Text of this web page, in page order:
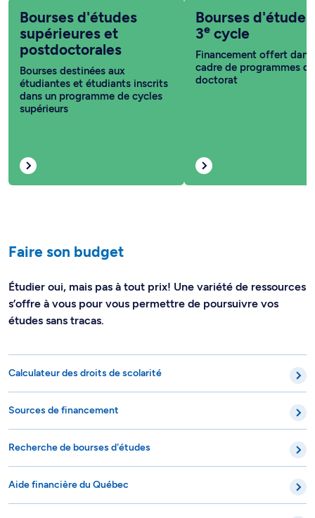
Bourses d'études
supérieures et
postdoctorales
Bourses destinées aux
étudiantes et étudiants inscrits
dans un programme de cycles
supérieurs
Bourses
3e cycle
Financement offert dans
cadre de programmes de
doctorat
Faire son budget
Étudier oui, mais pas à tout prix! Une variété de ressources
s’offre à vous pour vous permettre de poursuivre vos
études sans tracas.
Calculateur des droits de scolarité
Sources de financement
Recherche de bourses d'études
Aide financière du Québec